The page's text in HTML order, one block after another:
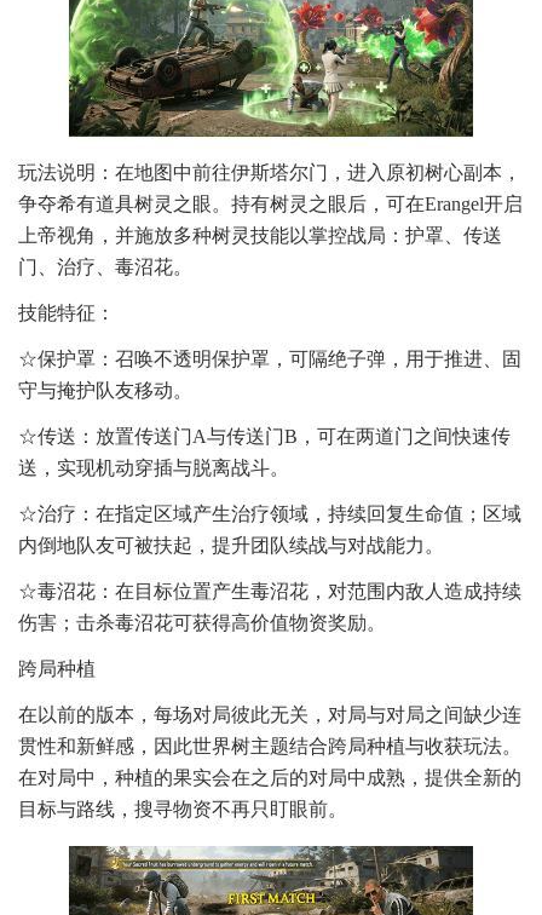
玩法说明：在地图中前往伊斯塔尔门，进入原初树心副本，
争夺希有道具树灵之眼。持有树灵之眼后，可在Erangel开启
上帝视角，并施放多种树灵技能以掌控战局：护罩、传送
门、治疗、毒沼花。
技能特征：
☆保护罩：召唤不透明保护罩，可隔绝子弹，用于推进、固
守与掩护队友移动。
☆传送：放置传送门A与传送门B，可在两道门之间快速传
送，实现机动穿插与脱离战斗。
☆治疗：在指定区域产生治疗领域，持续回复生命值；区域
内倒地队友可被扶起，提升团队续战与对战能力。
☆毒沼花：在目标位置产生毒沼花，对范围内敌人造成持续
伤害；击杀毒沼花可获得高价值物资奖励。
跨局种植
在以前的版本，每场对局彼此无关，对局与对局之间缺少连
贯性和新鲜感，因此世界树主题结合跨局种植与收获玩法。
在对局中，种植的果实会在之后的对局中成熟，提供全新的
目标与路线，搜寻物资不再只盯眼前。